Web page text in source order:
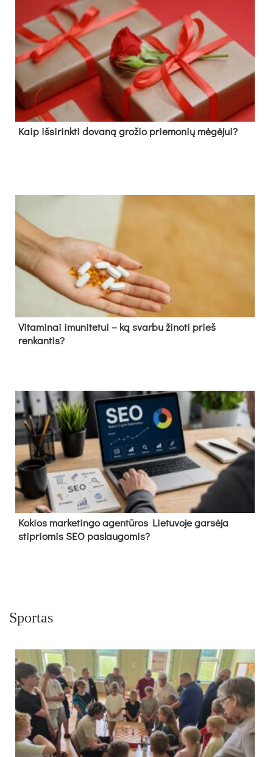
Kaip išsirinkti dovaną grožio priemonių mėgėjui?
Vitaminai imunitetui – ką svarbu žinoti prieš
renkantis?
Kokios marketingo agentūros Lietuvoje garsėja
stipriomis SEO paslaugomis?
Sportas